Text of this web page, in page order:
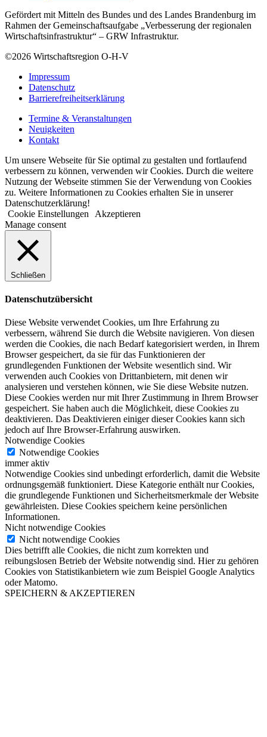
Gefördert mit Mitteln des Bundes und des Landes Brandenburg im
Rahmen der Gemeinschaftsaufgabe „Verbesserung der regionalen
Wirtschaftsinfrastruktur“ – GRW Infrastruktur.
©2026 Wirtschaftsregion O-H-V
Impressum
Datenschutz
Barrierefreiheitserklärung
Termine & Veranstaltungen
Neuigkeiten
Kontakt
Um unsere Webseite für Sie optimal zu gestalten und fortlaufend
verbessern zu können, verwenden wir Cookies. Durch die weitere
Nutzung der Webseite stimmen Sie der Verwendung von Cookies
zu. Weitere Informationen zu Cookies erhalten Sie in unserer
Datenschutzerklärung!
Cookie Einstellungen
Akzeptieren
Manage consent
Schließen
Datenschutzübersicht
Diese Website verwendet Cookies, um Ihre Erfahrung zu
verbessern, während Sie durch die Website navigieren. Von diesen
werden die Cookies, die nach Bedarf kategorisiert werden, in Ihrem
Browser gespeichert, da sie für das Funktionieren der
grundlegenden Funktionen der Website wesentlich sind. Wir
verwenden auch Cookies von Drittanbietern, mit denen wir
analysieren und verstehen können, wie Sie diese Website nutzen.
Diese Cookies werden nur mit Ihrer Zustimmung in Ihrem Browser
gespeichert. Sie haben auch die Möglichkeit, diese Cookies zu
deaktivieren. Das Deaktivieren einiger dieser Cookies kann sich
jedoch auf Ihre Browser-Erfahrung auswirken.
Notwendige Cookies
Notwendige Cookies
immer aktiv
Notwendige Cookies sind unbedingt erforderlich, damit die Website
ordnungsgemäß funktioniert. Diese Kategorie enthält nur Cookies,
die grundlegende Funktionen und Sicherheitsmerkmale der Website
gewährleisten. Diese Cookies speichern keine persönlichen
Informationen.
Nicht notwendige Cookies
Nicht notwendige Cookies
Dies betrifft alle Cookies, die nicht zum korrekten und
reibungslosen Betrieb der Website notwendig sind. Hier zu gehören
Cookies von Statistikanbietern wie zum Beispiel Google Analytics
oder Matomo.
SPEICHERN & AKZEPTIEREN